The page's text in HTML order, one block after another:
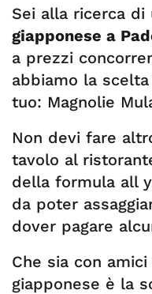
Sei alla ricerca di
giapponese a
a prezzi
abbiamo la
tuo: Magnolie
Non devi fare
tavolo al
della formula all
da poter
dover pagare
Che sia con
giapponese è la